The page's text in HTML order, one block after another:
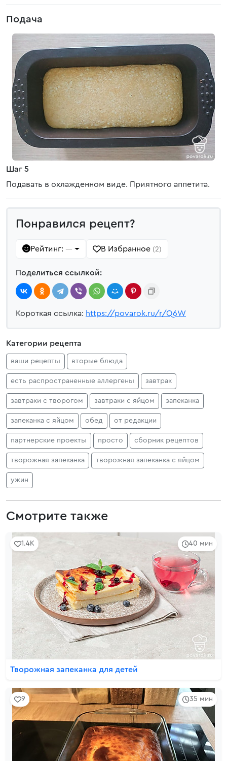
Подача
Шаг 5
Подавать в охлажденном виде. Приятного аппетита.
Понравился рецепт?
Рейтинг: — В Избранное (2)
Поделиться ссылкой:
Короткая ссылка: https://povarok.ru/r/Q6W
Категории рецепта
ваши рецепты вторые блюда
есть распространенные аллергены завтрак
завтраки с творогом завтраки с яйцом запеканка
запеканка с яйцом обед от редакции
партнерские проекты просто сборник рецептов
творожная запеканка творожная запеканка с яйцом
ужин
Смотрите также
40 мин
1.4K
Творожная запеканка для детей
35 мин
9